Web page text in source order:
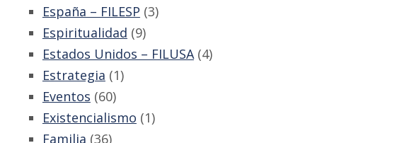
España – FILESP (3)
Espiritualidad (9)
Estados Unidos – FILUSA(4)
Estrategia (1)
Eventos (60)
Existencialismo (1)
Familia (36)